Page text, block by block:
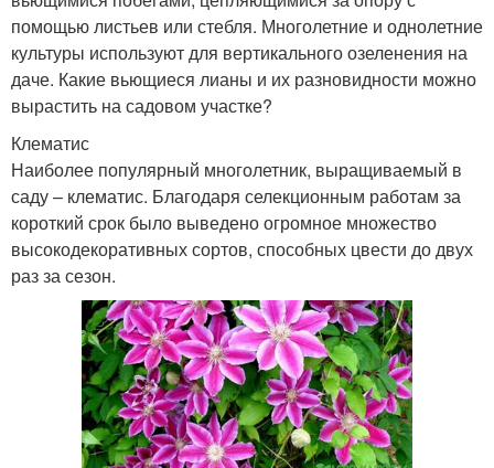
помощью листьев или стебля. Многолетние и однолетние
культуры используют для вертикального озеленения на
даче. Какие вьющиеся лианы и их разновидности можно
вырастить на садовом участке?
Клематис
Наиболее популярный многолетник, выращиваемый в
саду – клематис. Благодаря селекционным работам за
короткий срок было выведено огромное множество
высокодекоративных сортов, способных цвести до двух
раз за сезон.